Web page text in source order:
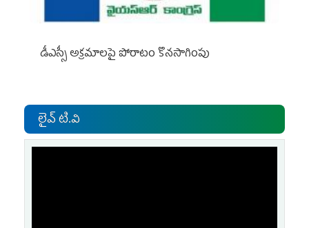
డీఎస్సీ అక్రమాలపై పోరాటం కొనసాగింపు
లైవ్ టి.వి